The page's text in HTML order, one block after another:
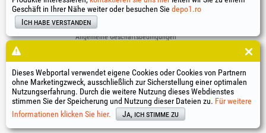
Nützliche Links
Allgemeine Geschäftsbedingungen
Identifikationsdaten des Unternehmens
Online-Streitbeilegung
HGT®, EvoTools®, EvoSanitary®, EvoTools +Plus ®, EvoSanitary +Plus ® , EvoSelect ®, EPTO® , EPTO Plus®
PowerForProfessionals
und deren Logos sind eingetragene Marken Honest General Trading SRL.
Copyright 1994-2026Honest General Trading SRL. Alle Rechte vorbehalten. CUI: 6615609,
Geschäft in Ihrer Nähe weiter oder besuchen Sie depo1.ro
Ich habe verstanden
Dieses Webportal verwendet eigene Cookies oder Cookies von Partnern
ohne Marketingzweck, ausschließlich zur Sicherstellung einer optimalen
Nutzungserfahrung. Durch die weitere Nutzung dieses Webdienstes
stimmen Sie der Speicherung und Nutzung dieser Dateien zu. Für weitere
Informationen klicken Sie hier.
Ja, ich stimme zu